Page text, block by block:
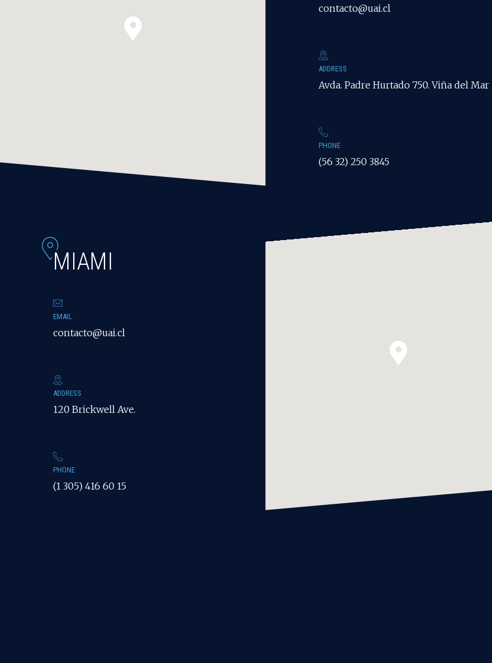
contacto@uai.cl
ADDRESS
Avda. Padre Hurtado 750. Viña del Mar
PHONE
(56 32) 250 3845
MIAMI
EMAIL
contacto@uai.cl
ADDRESS
120 Brickwell Ave.
PHONE
(1 305) 416 60 15